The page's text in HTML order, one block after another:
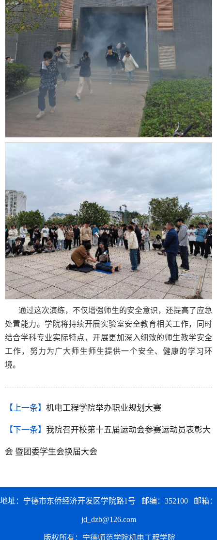
通过这次演练，不仅增强师生的安全意识，还提高了应急
处置能力。学院将持续开展实验室安全教育相关工作，同时
结合学科专业实际特点，开展更加深入细致的师生教学安全
工作，努力为广大师生师生提供一个安全、健康的学习环
境。
【上一条】 机电工程学院举办职业规划大赛
【下一条】 我院召开校第十五届运动会参赛运动员表彰大
会 暨团委学生会换届大会
地址：宁德市东侨经济开发区学院路1号 邮编：352100 邮箱：
jd_dzb@126.com
版权所有：宁德师范学院机电工程学院